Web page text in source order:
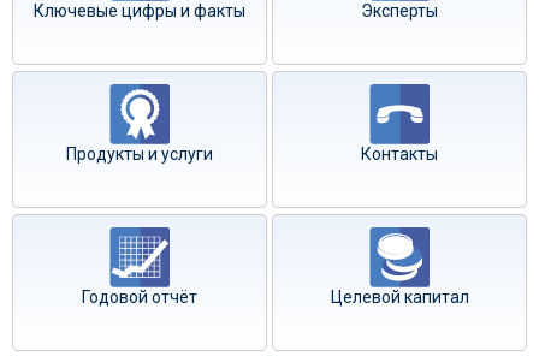
Ключевые цифры и факты Эксперты
Продукты и услуги Контакты
Годовой отчёт Целевой капитал